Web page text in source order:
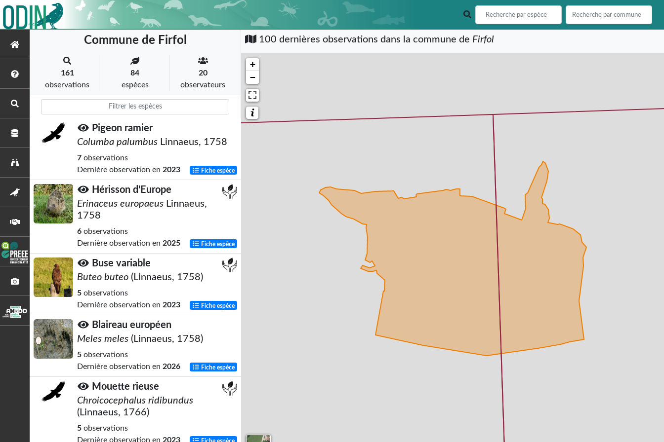
Commune de Firfol
161
observations
84
espèces
20
observateurs
Pigeon ramier
Columba palumbus Linnaeus, 1758
7 observations
Dernière observation en 2023 Fiche espèce
Hérisson d'Europe
Erinaceus europaeus Linnaeus,
1758
6 observations
Dernière observation en 2025 Fiche espèce
Buse variable
Buteo buteo (Linnaeus, 1758)
5 observations
Dernière observation en 2023 Fiche espèce
Blaireau européen
Meles meles (Linnaeus, 1758)
5 observations
Dernière observation en 2026 Fiche espèce
Mouette rieuse
Chroicocephalus ridibundus
(Linnaeus, 1766)
5 observations
Dernière observation en 2023 Fiche espèce
100 dernières observations dans la commune de Firfol
+
−